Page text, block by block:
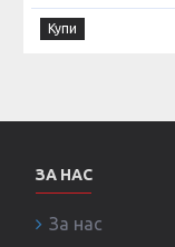
Купи
ЗА НАС
За нас